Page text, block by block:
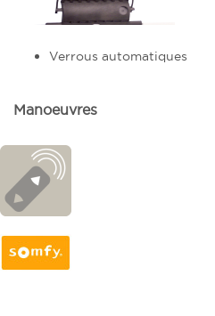
Verrous automatiques
Manoeuvres